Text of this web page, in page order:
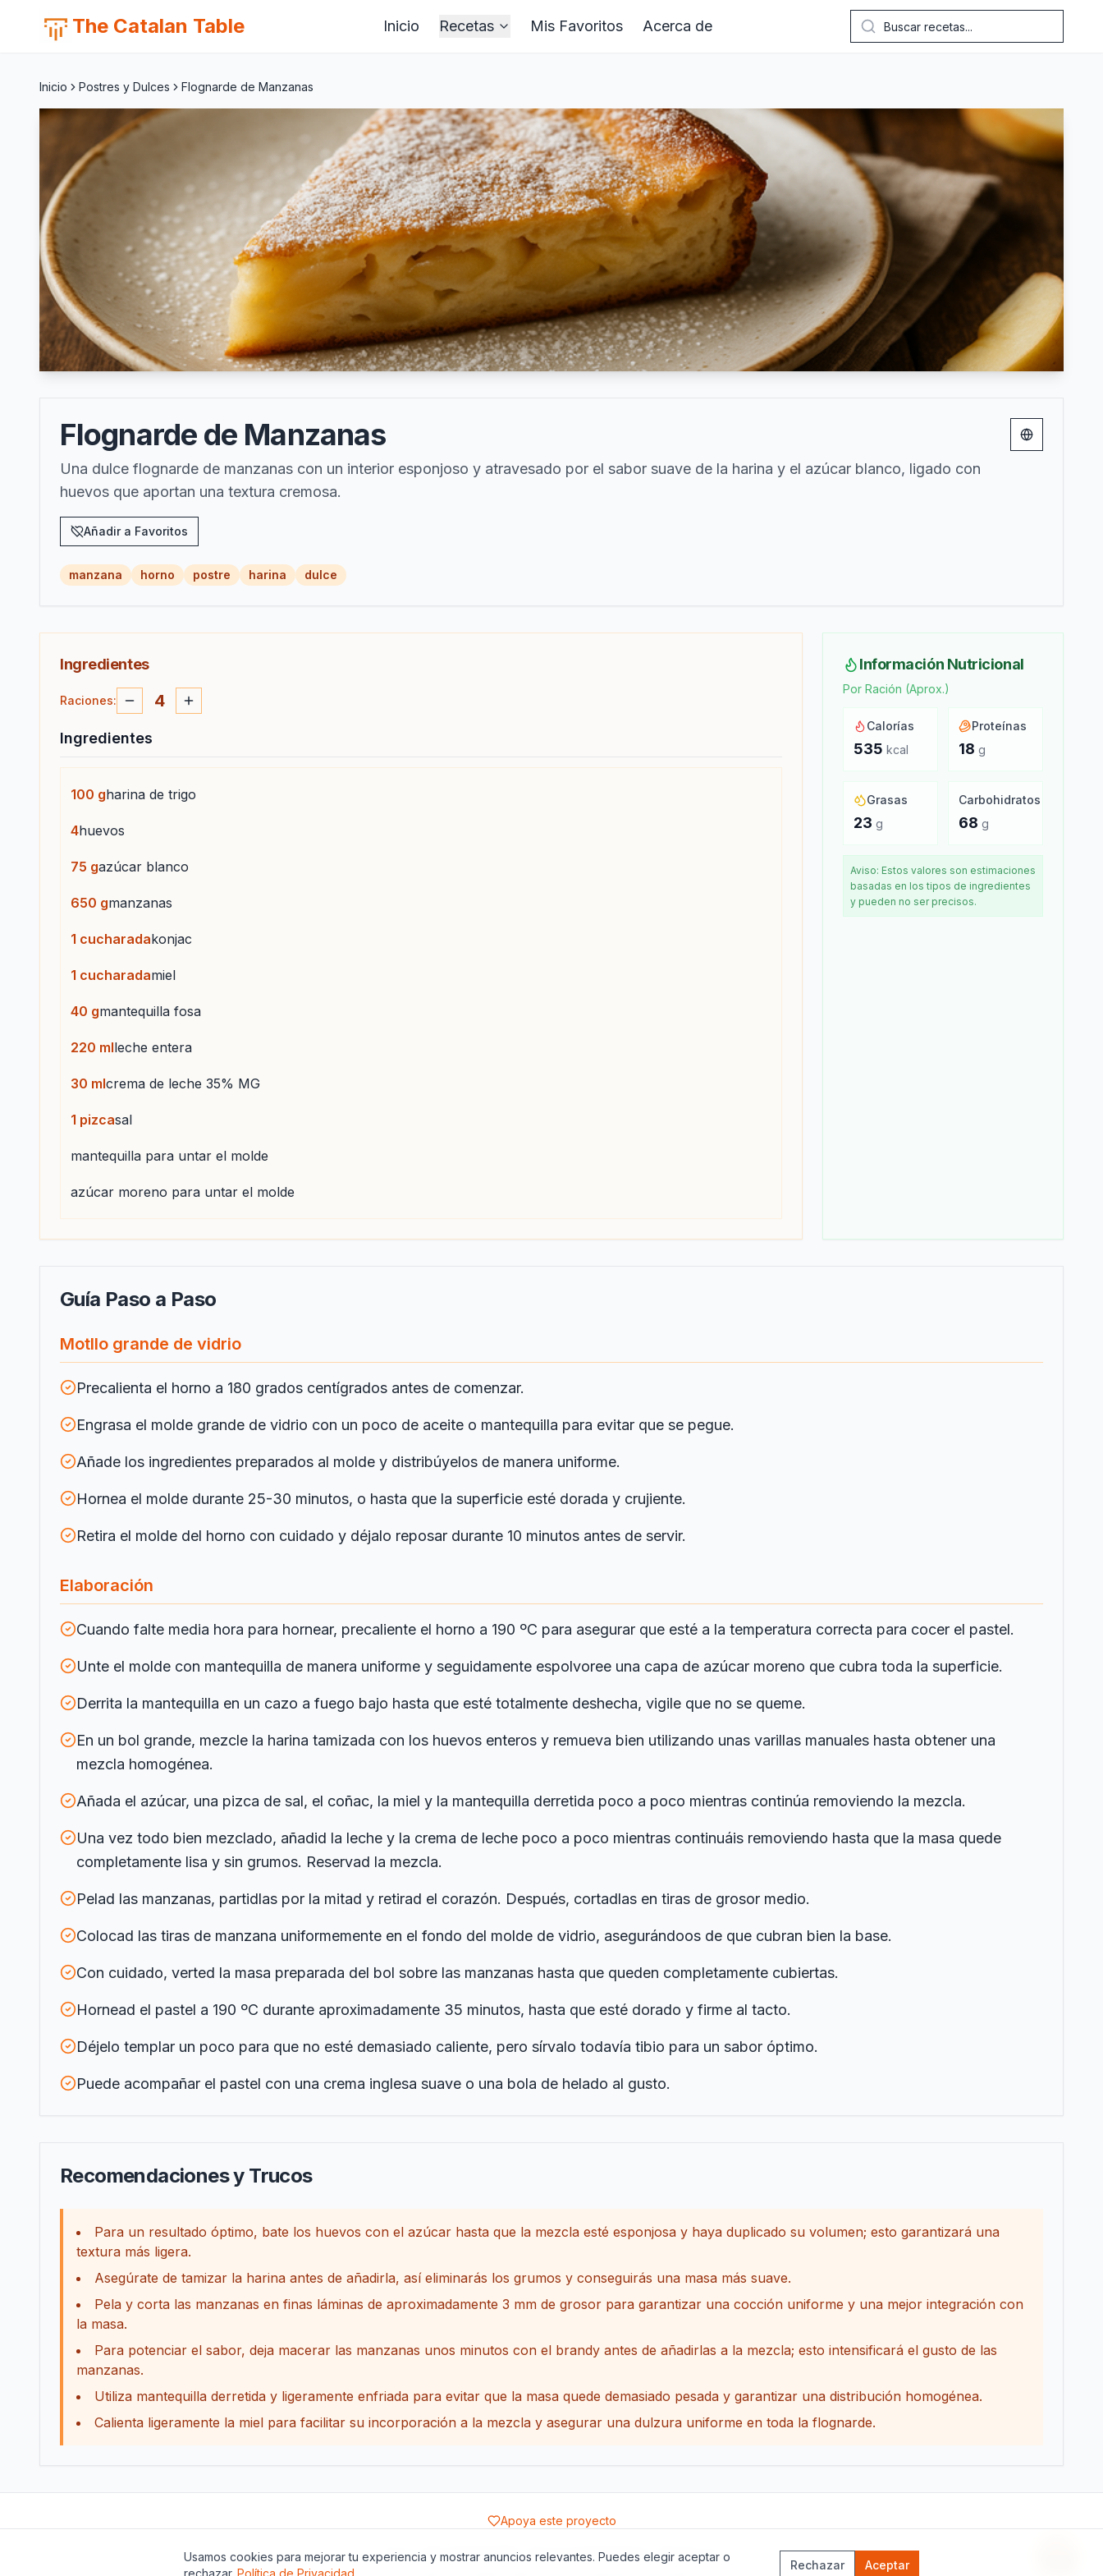
The Catalan Table Inicio Recetas Mis Favoritos Acerca de
Inicio Postres y Dulces Flognarde de Manzanas
Flognarde de Manzanas
Una dulce flognarde de manzanas con un interior esponjoso y atravesado por el sabor suave de la harina y el azúcar blanco, ligado con
huevos que aportan una textura cremosa.
Añadir a Favoritos
Change
manzana horno postre harina dulce
Ingredientes
Raciones: 4
Ingredientes
100 gharina de trigo
4huevos
75 gazúcar blanco
650 gmanzanas
1 cucharadakonjac
1 cucharadamiel
40 gmantequilla fosa
220 mlleche entera
30 mlcrema de leche 35% MG
1 pizcasal
mantequilla para untar el molde
azúcar moreno para untar el molde
Información Nutricional
Por Ración (Aprox.)
Calorías
535 kcal
Proteínas
18 g
Grasas
23 g
Carbohidratos
68 g
Aviso: Estos valores son estimaciones
basadas en los tipos de ingredientes
y pueden no ser precisos.
Guía Paso a Paso
Motllo grande de vidrio
Precalienta el horno a 180 grados centígrados antes de comenzar.
Engrasa el molde grande de vidrio con un poco de aceite o mantequilla para evitar que se pegue.
Añade los ingredientes preparados al molde y distribúyelos de manera uniforme.
Hornea el molde durante 25-30 minutos, o hasta que la superficie esté dorada y crujiente.
Retira el molde del horno con cuidado y déjalo reposar durante 10 minutos antes de servir.
Elaboración
Cuando falte media hora para hornear, precaliente el horno a 190 ºC para asegurar que esté a la temperatura correcta para cocer el pastel.
Unte el molde con mantequilla de manera uniforme y seguidamente espolvoree una capa de azúcar moreno que cubra toda la superficie.
Derrita la mantequilla en un cazo a fuego bajo hasta que esté totalmente deshecha, vigile que no se queme.
En un bol grande, mezcle la harina tamizada con los huevos enteros y remueva bien utilizando unas varillas manuales hasta obtener una
mezcla homogénea.
Añada el azúcar, una pizca de sal, el coñac, la miel y la mantequilla derretida poco a poco mientras continúa removiendo la mezcla.
Una vez todo bien mezclado, añadid la leche y la crema de leche poco a poco mientras continuáis removiendo hasta que la masa quede
completamente lisa y sin grumos. Reservad la mezcla.
Pelad las manzanas, partidlas por la mitad y retirad el corazón. Después, cortadlas en tiras de grosor medio.
Colocad las tiras de manzana uniformemente en el fondo del molde de vidrio, asegurándoos de que cubran bien la base.
Con cuidado, verted la masa preparada del bol sobre las manzanas hasta que queden completamente cubiertas.
Hornead el pastel a 190 ºC durante aproximadamente 35 minutos, hasta que esté dorado y firme al tacto.
Déjelo templar un poco para que no esté demasiado caliente, pero sírvalo todavía tibio para un sabor óptimo.
Puede acompañar el pastel con una crema inglesa suave o una bola de helado al gusto.
Recomendaciones y Trucos
Para un resultado óptimo, bate los huevos con el azúcar hasta que la mezcla esté esponjosa y haya duplicado su volumen; esto garantizará una
textura más ligera.
Asegúrate de tamizar la harina antes de añadirla, así eliminarás los grumos y conseguirás una masa más suave.
Pela y corta las manzanas en finas láminas de aproximadamente 3 mm de grosor para garantizar una cocción uniforme y una mejor integración con
la masa.
Para potenciar el sabor, deja macerar las manzanas unos minutos con el brandy antes de añadirlas a la mezcla; esto intensificará el gusto de las
manzanas.
Utiliza mantequilla derretida y ligeramente enfriada para evitar que la masa quede demasiado pesada y garantizar una distribución homogénea.
Calienta ligeramente la miel para facilitar su incorporación a la mezcla y asegurar una dulzura uniforme en toda la flognarde.
Apoya este proyecto
Acerca de Contacto Política de PrivacidadTérminos del Servicio
Usamos cookies para mejorar tu experiencia y mostrar anuncios relevantes. Puedes elegir aceptar o
rechazar. Política de Privacidad
Rechazar Aceptar